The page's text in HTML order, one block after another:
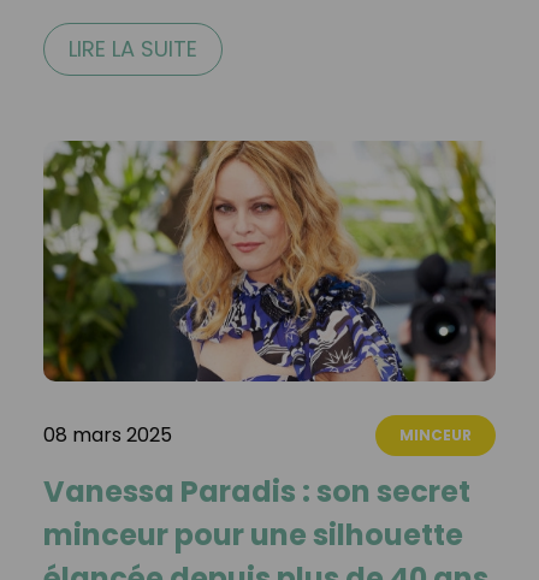
LIRE LA SUITE
08 mars 2025 MINCEUR
Vanessa Paradis : son secret
minceur pour une silhouette